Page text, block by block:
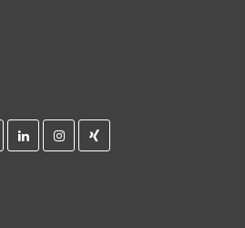
LinkedinInstagramXing